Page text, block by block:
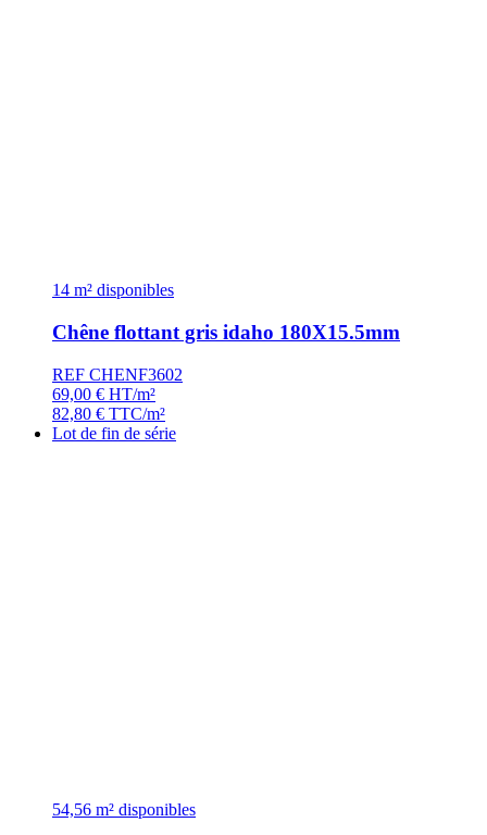
14 m² disponibles
Chêne flottant gris idaho 180X15.5mm
REF CHENF3602
69,00 € HT/m²
82,80 € TTC/m²
Lot de fin de série
54,56 m² disponibles